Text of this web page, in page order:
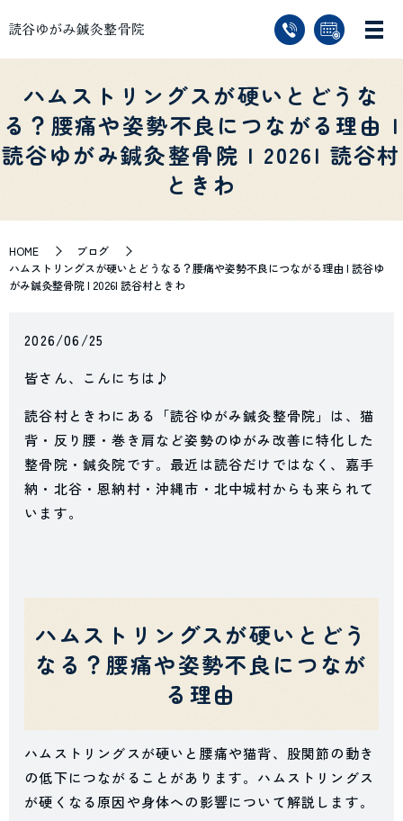
ハムストリングスが硬いとどうな
る？腰痛や姿勢不良につながる理由 |
読谷ゆがみ鍼灸整骨院 | 2026| 読谷村
ときわ
HOME
ブログ
ハムストリングスが硬いとどうなる？腰痛や姿勢不良につながる理由 | 読谷ゆ
がみ鍼灸整骨院 | 2026| 読谷村ときわ
2026/06/25
皆さん、こんにちは♪
読谷村ときわにある「読谷ゆがみ鍼灸整骨院」は、猫
背・反り腰・巻き肩など姿勢のゆがみ改善に特化した
整骨院・鍼灸院です。最近は読谷だけではなく、嘉手
納・北谷・恩納村・沖縄市・北中城村からも来られて
います。
ハムストリングスが硬いとどう
なる？腰痛や姿勢不良につなが
る理由
ハムストリングスが硬いと腰痛や猫背、股関節の動き
の低下につながることがあります。ハムストリングス
が硬くなる原因や身体への影響について解説します。